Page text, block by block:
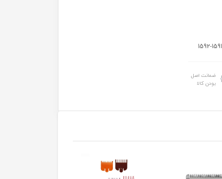
ضمانت اصل
بودن کالا